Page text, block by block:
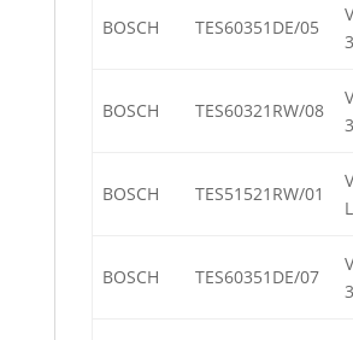
BOSCH TES60351DE/05
BOSCH TES60321RW/08
BOSCH TES51521RW/01
BOSCH TES60351DE/07